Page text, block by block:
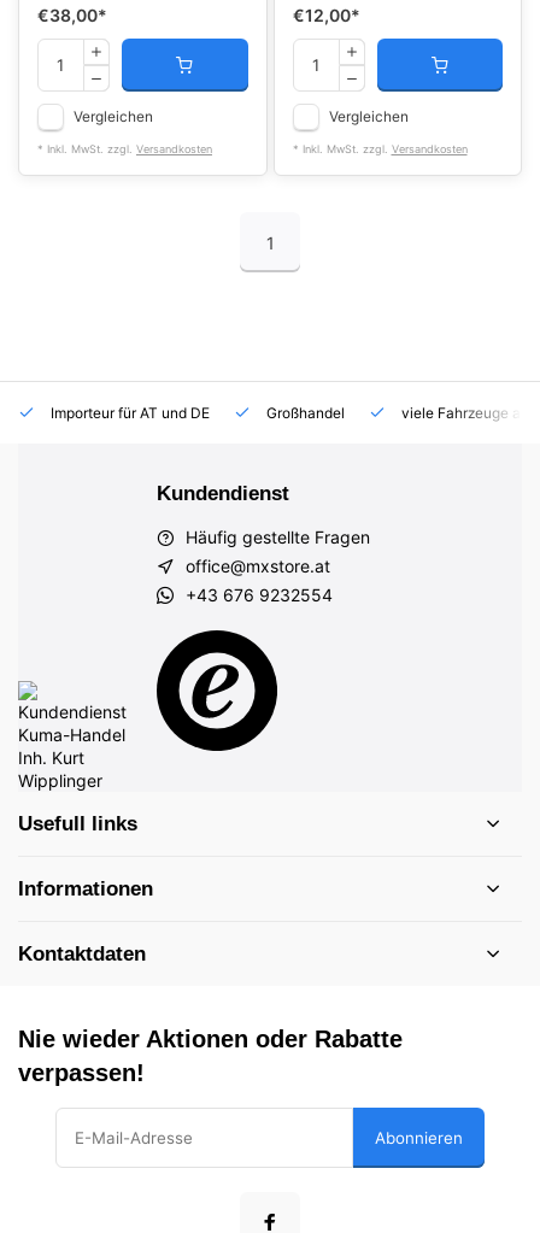
€38,00*
Vergleichen
* Inkl. MwSt. zzgl. Versandkosten
€12,00*
Vergleichen
* Inkl. MwSt. zzgl. Versandkosten
1
Importeur für AT und DE Großhandel viele Fahrzeuge auf
Kundendienst
Häufig gestellte Fragen
office@mxstore.at
+43 676 9232554
Usefull links
Informationen
Kontaktdaten
Nie wieder Aktionen oder Rabatte
verpassen!
Abonnieren